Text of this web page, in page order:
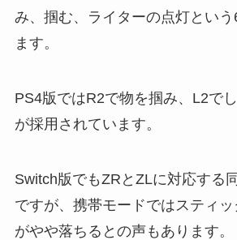
み、掴む、ライターの点灯とい
ます。
PS4版ではR2で物を掴み、L2で
が採用されています。
Switch版でもZRとZLに対応する
ですが、携帯モードではスティッ
がやや落ちるとの声もあります。